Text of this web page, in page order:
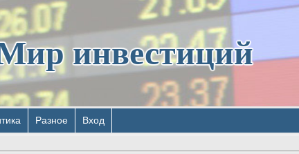
инвестиций
Разное Вход